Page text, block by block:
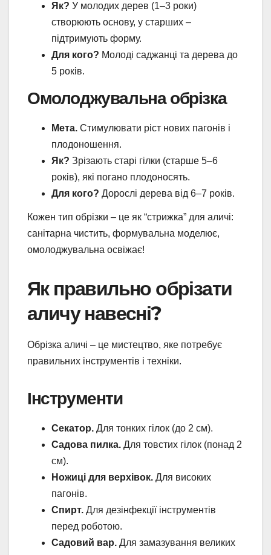
Як? У молодих дерев (1–3 роки)
створюють основу, у старших –
підтримують форму.
Для кого? Молоді саджанці та дерева до
5 років.
Омолоджувальна обрізка
Мета. Стимулювати ріст нових пагонів і
плодоношення.
Як? Зрізають старі гілки (старше 5–6
років), які погано плодоносять.
Для кого? Дорослі дерева від 6–7 років.
Кожен тип обрізки – це як “стрижка” для аличі:
санітарна чистить, формувальна моделює,
омолоджувальна освіжає!
Як правильно обрізати
аличу навесні?
Обрізка аличі – це мистецтво, яке потребує
правильних інструментів і техніки.
Інструменти
Секатор. Для тонких гілок (до 2 см).
Садова пилка. Для товстих гілок (понад 2
см).
Ножиці для верхівок. Для високих
пагонів.
Спирт. Для дезінфекції інструментів
перед роботою.
Садовий вар. Для замазування великих